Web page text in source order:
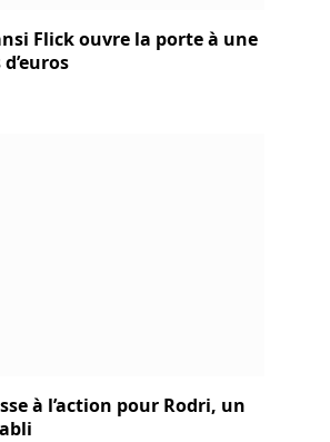
Flick ouvre la porte à une
à l’action pour Rodri, un